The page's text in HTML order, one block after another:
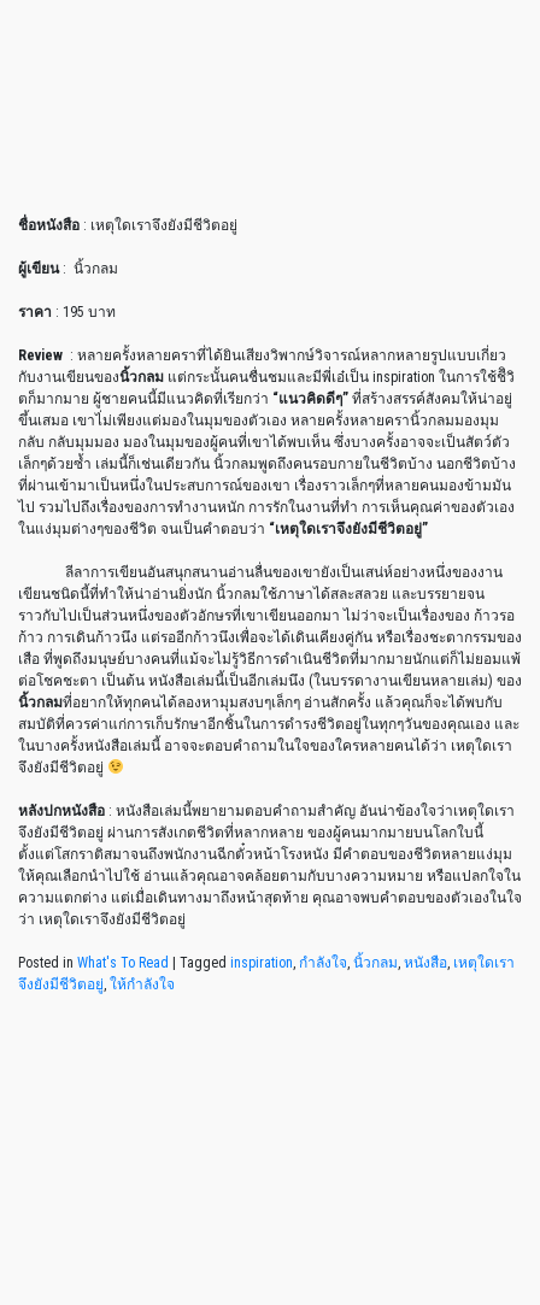
ชื่อหนังสือ : เหตุใดเราจึงยังมีชีวิตอยู่
ผู้เขียน: นิ้วกลม
ราคา : 195 บาท
Review : หลายครั้งหลายคราที่ได้ยินเสียงวิพากษ์วิจารณ์หลากหลายรูปแบบเกี่ยว
กับงานเขียนของนิ้วกลม แต่กระนั้นคนชื่นชมและมีพี่เอ๋เป็น inspiration ในการใช้ชีิวิ
ตก็มากมาย ผู้ชายคนนี้มีแนวคิดที่เรียกว่า “แนวคิดดีๆ” ที่สร้างสรรค์สังคมให้น่าอยู่
ขึ้นเสมอ เขาไ่ม่เพียงแต่มองในมุมของตัวเอง หลายครั้งหลายครานิ้วกลมมองมุม
กลับ กลับมุมมอง มองในมุมของผู้คนที่เขาได้พบเห็น ซึ่งบางครั้งอาจจะเป็นสัตว์ตัว
เล็กๆด้วยซ้ำ เล่มนี้ก็เช่นเดียวกัน นิ้วกลมพูดถึงคนรอบกายในชีวิตบ้าง นอกชีวิตบ้าง
ที่ผ่านเข้ามาเป็นหนึ่งในประสบการณ์ของเขา เรื่องราวเล็กๆที่หลายคนมองข้ามมัน
ไป รวมไปถึงเรื่องของการทำงานหนัก การรักในงานที่ทำ การเห็นคุณค่าของตัวเอง
ในแง่มุมต่างๆของชีวิต จนเป็นคำตอบว่า “เหตุใดเราจึงยังมีชีวิตอยู่”
ลีลาการเขียนอันสนุกสนานอ่านลื่นของเขายังเป็นเสน่ห์อย่างหนึ่งของงาน
เขียนชนิดนี้ที่ทำให้น่าอ่านยิ่งนัก นิ้วกลมใช้ภาษาได้สละสลวย และบรรยายจน
ราวกับไปเป็นส่วนหนึ่งของตัวอักษรที่เขาเขียนออกมา ไม่ว่าจะเป็นเรื่องของ ก้าวรอ
ก้าว การเดินก้าวนึง แต่รออีกก้าวนึงเพื่อจะได้เดินเคียงคู่กัน หรือเรื่องชะตากรรมของ
เสือ ที่พูดถึงมนุษย์บางคนที่แม้จะไม่รู้วิธีการดำเนินชีวิตที่มากมายนักแต่ก็ไม่ยอมแพ้
ต่อโชคชะตา เป็นต้น หนังสือเล่มนี้เป็นอีกเล่มนึง (ในบรรดางานเขียนหลายเล่ม) ของ
นิ้วกลมที่อยากให้ทุกคนได้ลองหามุมสงบๆเล็กๆ อ่านสักครั้ง แล้วคุณก็จะได้พบกับ
สมบัติที่ควรค่าแก่การเก็บรักษาอีกชิ้นในการดำรงชีวิตอยู่ในทุกๆวันของคุณเอง และ
ในบางครั้งหนังสือเล่มนี้ อาจจะตอบคำถามในใจของใครหลายคนได้ว่า เหตุใดเรา
จึงยังมีชีวิตอยู่
หลังปกหนังสือ : หนังสือเล่มนี้พยายามตอบคำถามสำคัญ อันน่าข้องใจว่าเหตุใดเรา
จึงยังมีชีวิตอยู่ ผ่านการสังเกตชีวิตที่หลากหลาย ของผู้คนมากมายบนโลกใบนี้
ตั้งแต่โสกราติสมาจนถึงพนักงานฉีกตั๋วหน้าโรงหนัง มีคำตอบของชีวิตหลายแง่มุม
ให้คุณเลือกนำไปใช้ อ่านแล้วคุณอาจคล้อยตามกับบางความหมาย หรือแปลกใจใน
ความแตกต่าง แต่เมื่อเดินทางมาถึงหน้าสุดท้าย คุณอาจพบคำตอบของตัวเองในใจ
ว่า เหตุใดเราจึงยังมีชีวิตอยู่
Posted in What's To Read | Tagged inspiration, กำลังใจ, นิ้วกลม, หนังสือ, เหตุใดเรา
จึงยังมีชีวิตอยู่, ให้กำลังใจ